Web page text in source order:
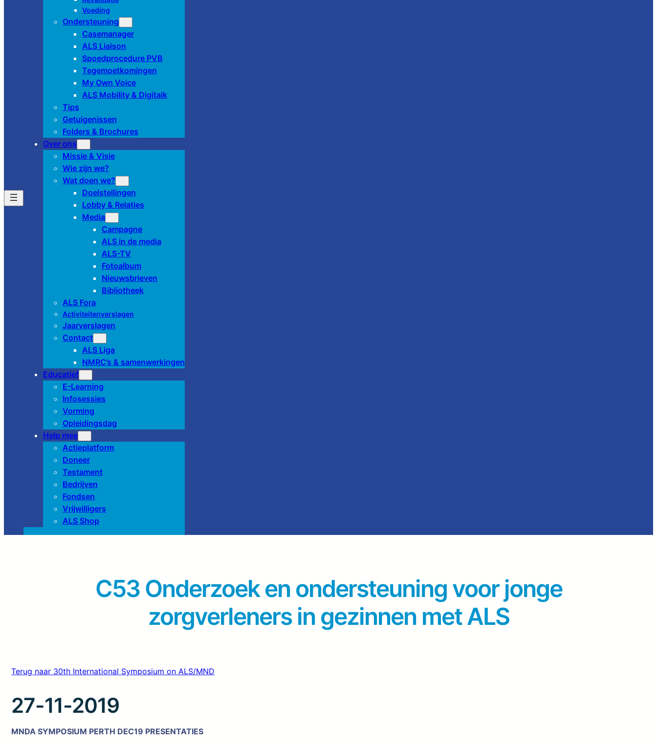
Voeding
Ondersteuning
Casemanager
ALS Liaison
Spoedprocedure PVB
Tegemoetkomingen
My Own Voice
ALS Mobility & Digitalk
Tips
Getuigenissen
Folders & Brochures
Over ons
Missie & Visie
Wie zijn we?
Wat doen we?
Doelstellingen
Lobby & Relaties
Media
Campagne
ALS in de media
ALS-TV
Fotoalbum
Nieuwsbrieven
Bibliotheek
ALS Fora
Activiteitenverslagen
Jaarverslagen
Contact
ALS Liga
NMRC’s & samenwerkingen
Educatief
E-Learning
Infosessies
Vorming
Opleidingsdag
Help mee
Actieplatform
Doneer
Testament
Bedrijven
Fondsen
Vrijwilligers
ALS Shop
C53 Onderzoek en ondersteuning voor jonge
zorgverleners in gezinnen met ALS
Terug naar 30th International Symposium on ALS/MND
27-11-2019
MNDA SYMPOSIUM PERTH DEC19 PRESENTATIES